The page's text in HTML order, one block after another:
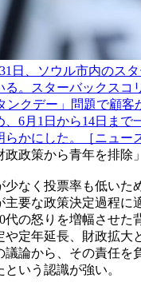
日、ソウル市内のス
る。スターバックスコ
ンクデー」問題で顧客
6月1日から14日まで
かにした。［ニュー
政策から青年を排除」
少なく投票率も低いた
主要な政策決定過程に
代の怒りを増幅させた
や定年延長、財政拡大
論から、その責任を
いう認識が強い。